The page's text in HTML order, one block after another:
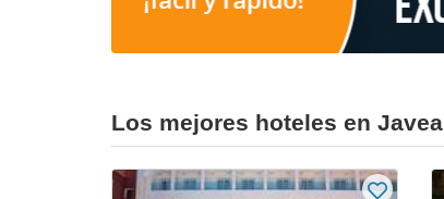
Los mejores hoteles en Javea